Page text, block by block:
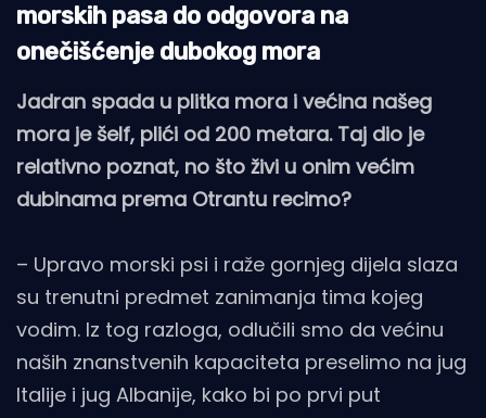
morskih pasa do odgovora na
onečišćenje dubokog mora
Jadran spada u plitka mora i većina našeg
mora je šelf, plići od 200 metara. Taj dio je
relativno poznat, no što živi u onim većim
dubinama prema Otrantu recimo?
– Upravo morski psi i raže gornjeg dijela slaza
su trenutni predmet zanimanja tima kojeg
vodim. Iz tog razloga, odlučili smo da većinu
naših znanstvenih kapaciteta preselimo na jug
Italije i jug Albanije, kako bi po prvi put